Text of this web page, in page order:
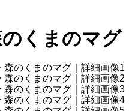
くまのマグ